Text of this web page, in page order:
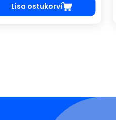
Lisa ostukorvi